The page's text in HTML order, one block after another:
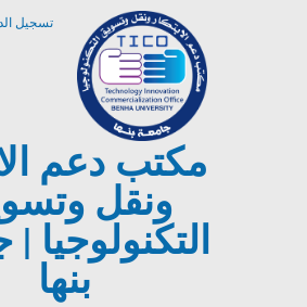
تسجيل
مكتب دعم
ونقل
التكنولوجيا
بنها